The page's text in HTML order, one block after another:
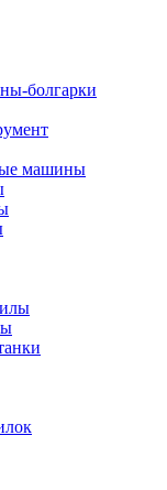
болгарки
машины